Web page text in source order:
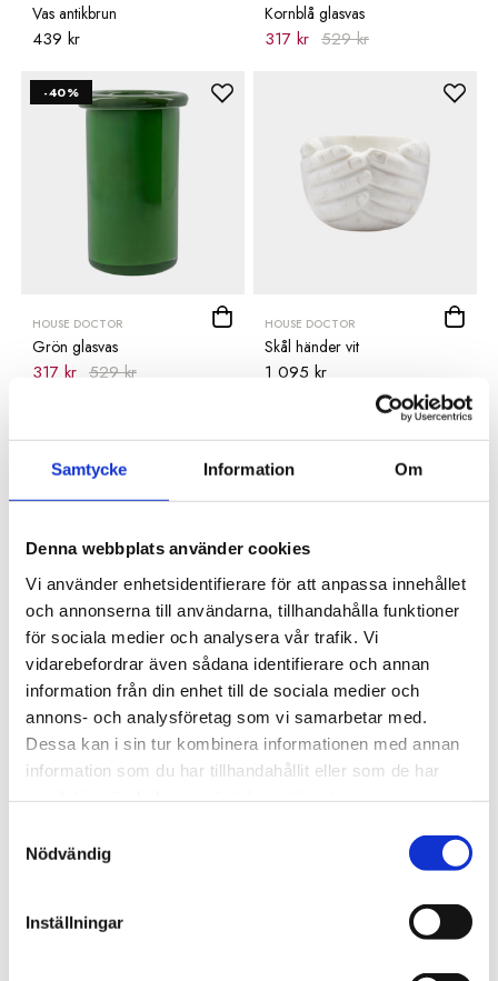
Samtycke Information Om
Denna webbplats använder cookies
Vi använder enhetsidentifierare för att anpassa innehållet
och annonserna till användarna, tillhandahålla funktioner
för sociala medier och analysera vår trafik. Vi
vidarebefordrar även sådana identifierare och annan
information från din enhet till de sociala medier och
annons- och analysföretag som vi samarbetar med.
Dessa kan i sin tur kombinera informationen med annan
information som du har tillhandahållit eller som de har
Nödvändig
Inställningar
Vas antikbrun
439 kr
Kornblå glasvas
317 kr 529 kr
-40%
HOUSE DOCTOR
Grön glasvas
317 kr 529 kr
HOUSE DOCTOR
Skål händer vit
1 095 kr
QUAIL CERAMICS
Pennställ mops svart
QUAIL CERAMICS
Pennställ Mops
399 kr